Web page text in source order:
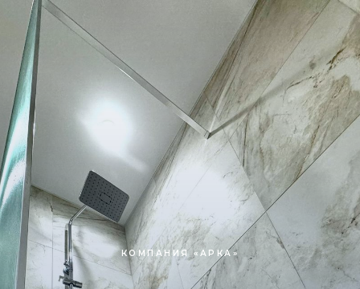
КОМПАНИЯ «АРКА»